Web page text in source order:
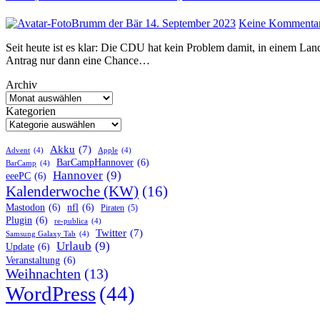
Brumm der Bär 14. September 2023 Keine
Seit heute ist es klar: Die CDU hat kein Problem damit, in einem Landtag, einen Antrag zu stellen, von dem sie weiß, dass ein solcher
Antrag nur dann eine Chance…
Archiv
Kategorien
Advent (4) Akku (7) Apple (4)
BarCamp (4) BarCampHannover (6)
eeePC (6) Hannover (9)
Kalenderwoche (KW) (16)
Mastodon (6) nfl (6) Piraten (5)
Plugin (6) re-publica (4)
Samsung Galaxy Tab (4) Twitter (7)
Update (6) Urlaub (9)
Veranstaltung (6)
Weihnachten (13)
WordPress(44)